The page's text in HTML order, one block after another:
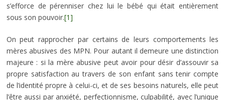
s’efforce de pérenniser chez lui le bébé qui était entièrement
sous son pouvoir.[1]
On peut rapprocher par certains de leurs comportements les
mères abusives des MPN. Pour autant il demeure une distinction
majeure : si la mère abusive peut avoir pour désir d’assouvir sa
propre satisfaction au travers de son enfant sans tenir compte
de l’identité propre à celui-ci, et de ses besoins naturels, elle peut
l’être aussi par anxiété, perfectionnisme, culpabilité, avec l’unique